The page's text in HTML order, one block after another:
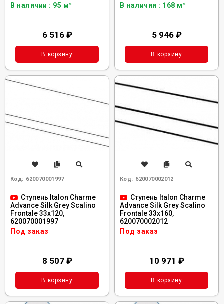
В наличии : 95 м²
6 516 ₽
В корзину
В наличии : 168 м²
5 946 ₽
В корзину
Код: 620070001997
Ступень Italon Charme
Advance Silk Grey Scalino
Frontale 33x120,
620070001997
Под заказ
8 507 ₽
В корзину
Код: 620070002012
Ступень Italon Charme
Advance Silk Grey Scalino
Frontale 33x160,
620070002012
Под заказ
10 971 ₽
В корзину